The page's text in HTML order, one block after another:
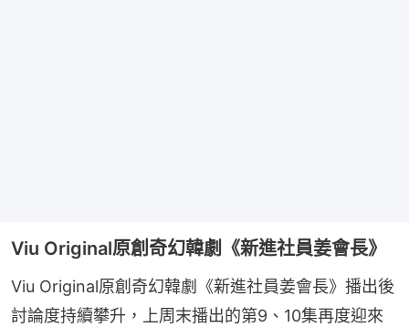
Viu Original原創奇幻韓劇《新進社員姜會長》
Viu Original原創奇幻韓劇《新進社員姜會長》播出後
討論度持續攀升，上周末播出的第9、10集再度迎來